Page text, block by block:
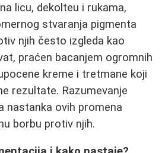
licu, dekolteu i rukama,
stvaranja pigmenta
njih često izgleda kao
praćen bacanjem ogromnih
kreme i tretmane koji
rezultate. Razumevanje
nastanka ovih promena
borbu protiv njih.